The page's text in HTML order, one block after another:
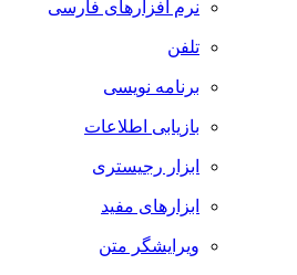
نرم افزارهای فارسی
برنامه نویسی
بازیابی اطلاعات
ابزار رجیستری
ابزارهای مفید
ویرایشگر متن